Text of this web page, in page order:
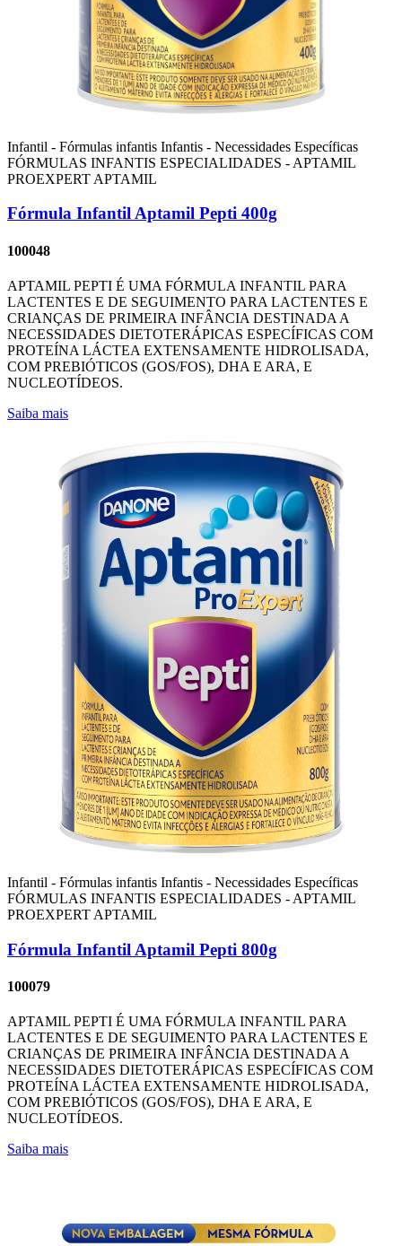
Infantil - Fórmulas infantis Infantis - Necessidades Específicas
FÓRMULAS INFANTIS ESPECIALIDADES - APTAMIL
PROEXPERT APTAMIL
Fórmula Infantil Aptamil Pepti 400g
100048
APTAMIL PEPTI É UMA FÓRMULA INFANTIL PARA
LACTENTES E DE SEGUIMENTO PARA LACTENTES E
CRIANÇAS DE PRIMEIRA INFÂNCIA DESTINADA A
NECESSIDADES DIETOTERÁPICAS ESPECÍFICAS COM
PROTEÍNA LÁCTEA EXTENSAMENTE HIDROLISADA,
COM PREBIÓTICOS (GOS/FOS), DHA E ARA, E
NUCLEOTÍDEOS.
Saiba mais
Infantil - Fórmulas infantis Infantis - Necessidades Específicas
FÓRMULAS INFANTIS ESPECIALIDADES - APTAMIL
PROEXPERT APTAMIL
Fórmula Infantil Aptamil Pepti 800g
100079
APTAMIL PEPTI É UMA FÓRMULA INFANTIL PARA
LACTENTES E DE SEGUIMENTO PARA LACTENTES E
CRIANÇAS DE PRIMEIRA INFÂNCIA DESTINADA A
NECESSIDADES DIETOTERÁPICAS ESPECÍFICAS COM
PROTEÍNA LÁCTEA EXTENSAMENTE HIDROLISADA,
COM PREBIÓTICOS (GOS/FOS), DHA E ARA, E
NUCLEOTÍDEOS.
Saiba mais